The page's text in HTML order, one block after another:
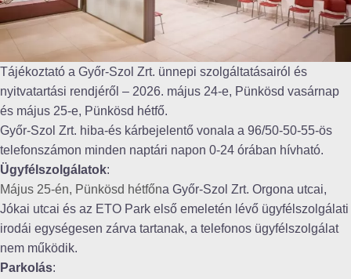
Tájékoztató a Győr-Szol Zrt. ünnepi szolgáltatásairól és
nyitvatartási rendjéről – 2026. május 24-e, Pünkösd vasárnap
és május 25-e, Pünkösd hétfő.
Győr-Szol Zrt. hiba-és kárbejelentő vonala a 96/50-50-55-ös
telefonszámon minden naptári napon 0-24 órában hívható.
Ügyfélszolgálatok:
Május 25-én, Pünkösd hétfőna Győr-Szol Zrt. Orgona utcai,
Jókai utcai és az ETO Park első emeletén lévő ügyfélszolgálati
irodái egységesen zárva tartanak, a telefonos ügyfélszolgálat
nem működik.
Parkolás: